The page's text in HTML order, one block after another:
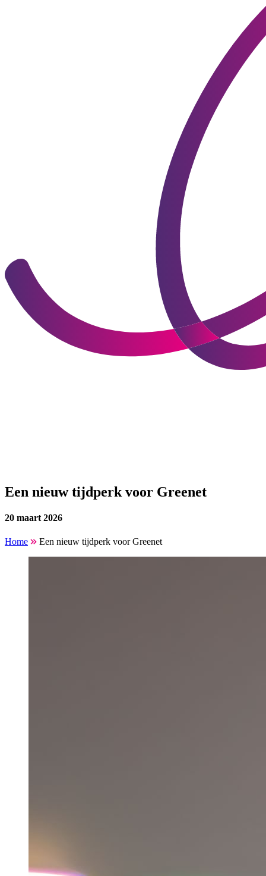
Een nieuw tijdperk voor Greenet
20 maart 2026
Home Een nieuw tijdperk voor Greenet